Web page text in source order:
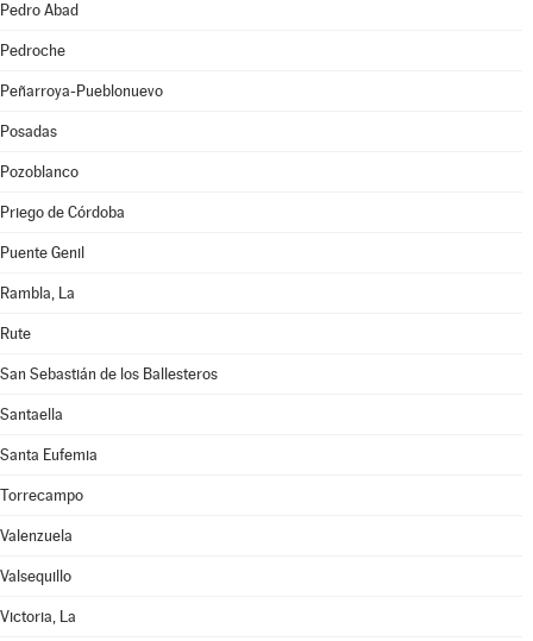
Pedro Abad
Pedroche
Peñarroya-Pueblonuevo
Posadas
Pozoblanco
Priego de Córdoba
Puente Genil
Rambla, La
Rute
San Sebastián de los Ballesteros
Santaella
Santa Eufemia
Torrecampo
Valenzuela
Valsequillo
Victoria, La